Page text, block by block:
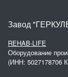
Завод
REHAB-LIFE
Оборудование
(ИНН: 5027178706